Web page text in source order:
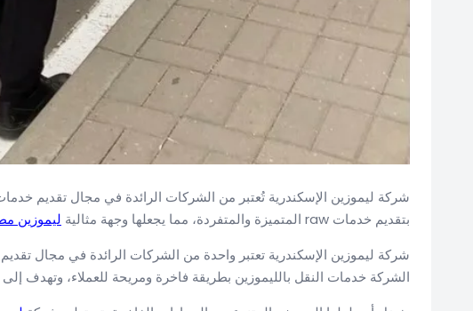
بتقديم خدمات raw المتميزة والمتفردة، مما يجعلها وجهة مثالية
ليموزين
شركة ليموزين الإسكندرية تعتبر واحدة من الشركات الرائدة في مجال
الشركة خدمات النقل بالليموزين بطريقة فاخرة ومريحة للعملاء، وتهدف